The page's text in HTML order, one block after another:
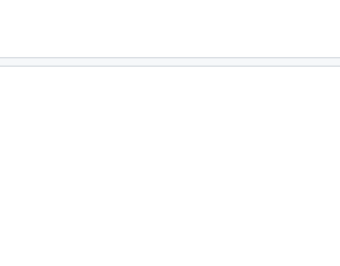
esperienza culinaria grazie al
che propone piatti della cucina